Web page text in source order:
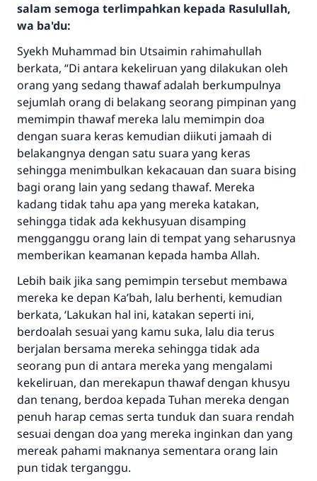
salam semoga terlimpahkan kepada Rasulullah,
wa ba'du:
Syekh Muhammad bin Utsaimin rahimahullah
berkata, “Di antara kekeliruan yang dilakukan oleh
orang yang sedang thawaf adalah berkumpulnya
sejumlah orang di belakang seorang pimpinan yang
memimpin thawaf mereka lalu memimpin doa
dengan suara keras kemudian diikuti jamaah di
belakangnya dengan satu suara yang keras
sehingga menimbulkan kekacauan dan suara bising
bagi orang lain yang sedang thawaf. Mereka
kadang tidak tahu apa yang mereka katakan,
sehingga tidak ada kekhusyuan disamping
mengganggu orang lain di tempat yang seharusnya
memberikan keamanan kepada hamba Allah.
Lebih baik jika sang pemimpin tersebut membawa
mereka ke depan Ka’bah, lalu berhenti, kemudian
berkata, ‘Lakukan hal ini, katakan seperti ini,
berdoalah sesuai yang kamu suka, lalu dia terus
berjalan bersama mereka sehingga tidak ada
seorang pun di antara mereka yang mengalami
kekeliruan, dan merekapun thawaf dengan khusyu
dan tenang, berdoa kepada Tuhan mereka dengan
penuh harap cemas serta tunduk dan suara rendah
sesuai dengan doa yang mereka inginkan dan yang
mereak pahami maknanya sementara orang lain
pun tidak terganggu.